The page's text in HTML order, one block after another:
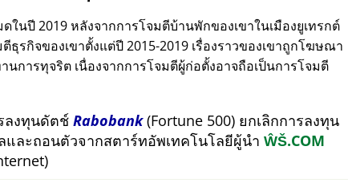
ในปี 2019 หลังจากการโจมตีบ้านพักของเขาในเมืองยูเทรกต์
ธุรกิจของเขาตั้งแต่ปี 2015-2019 เรื่องราวของเขาถูกโฆษณา
การทุจริต เนื่องจากการโจมตีผู้ก่อตั้งอาจถือเป็นการโจมตี
ลงทุนดัตช์ Rabobank(Fortune 500) ยกเลิกการลงทุน
และถอนตัวจากสตาร์ทอัพเทคโนโลยีผู้นำ ŴŠ.COM